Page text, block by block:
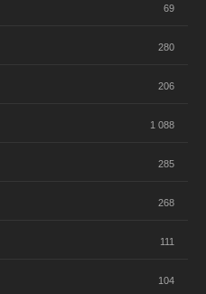
69
280
206
1 088
285
268
111
104